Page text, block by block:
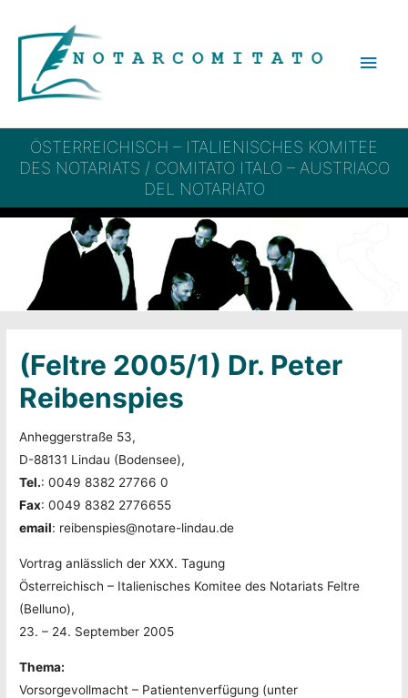
Inhalt
springen
ÖSTERREICHISCH – ITALIENISCHES KOMITEE
DES NOTARIATS / COMITATO ITALO – AUSTRIACO
DEL NOTARIATO
(Feltre 2005/1) Dr. Peter
Reibenspies
Anheggerstraße 53,
D-88131 Lindau (Bodensee),
Tel.: 0049 8382 27766 0
Fax: 0049 8382 2776655
email: reibenspies@notare-lindau.de
Vortrag anlässlich der XXX. Tagung
Österreichisch – Italienisches Komitee des Notariats Feltre
(Belluno),
23. – 24. September 2005
Thema:
Vorsorgevollmacht – Patientenverfügung (unter